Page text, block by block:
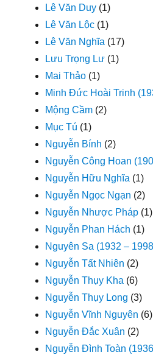
Lê Văn Duy (1)
Lê Văn Lộc (1)
Lê Văn Nghĩa (17)
Lưu Trọng Lư (1)
Mai Thảo (1)
Minh Đức Hoài Trinh
Mộng Cầm (2)
Mục Tú (1)
Nguyễn Bính (2)
Nguyễn Công Hoan
Nguyễn Hữu Nghĩa (1)
Nguyễn Ngọc Ngạn (2)
Nguyễn Nhược Pháp (1)
Nguyễn Phan Hách (1)
Nguyên Sa (1932 –
Nguyễn Tất Nhiên (2)
Nguyễn Thụy Kha (6)
Nguyễn Thụy Long (3)
Nguyễn Vĩnh Nguyên (6)
Nguyễn Đắc Xuân (2)
Nguyễn Đình Toàn